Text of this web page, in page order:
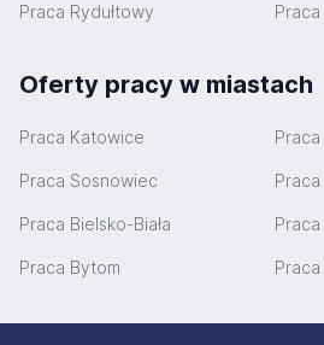
Praca Rydułtowy
Oferty pracy w miastach
Praca Katowice
Praca Sosnowiec
Praca Bielsko-Biała
Praca Bytom